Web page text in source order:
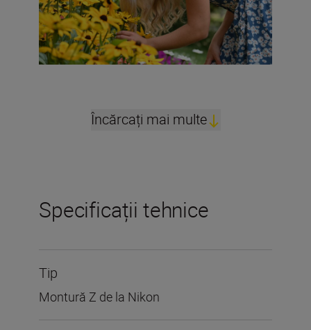
Încărcați mai multe
Specificații tehnice
Tip
Montură Z de la Nikon